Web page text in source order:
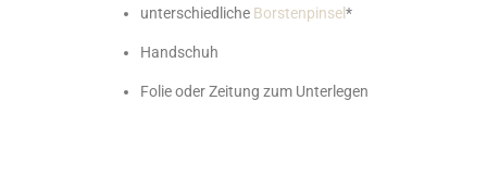
unterschiedliche Borstenpinsel*
Handschuh
Folie oder Zeitung zum Unterlegen